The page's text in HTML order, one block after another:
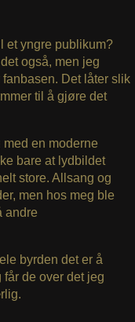
et yngre publikum?
også, men jeg
Det låter slik
til å gjøre det
med en moderne
bare at lydbildet
store. Allsang og
men hos meg ble
andre
byrden det er å
de over det jeg